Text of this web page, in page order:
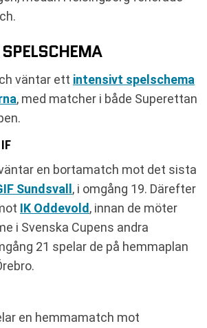
väntar ett intensivt spelschema
, med matcher i både Superettan
en bortamatch mot det sista
Sundsvall, i omgång 19. Därefter
IK Oddevold, innan de möter
i Svenska Cupens andra
21 spelar de på hemmaplan
en hemmamatch mot